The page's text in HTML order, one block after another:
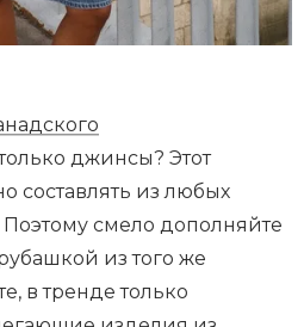
джинсы? Этот
составлять из любых
смело дополняйте
из того же
в тренде только